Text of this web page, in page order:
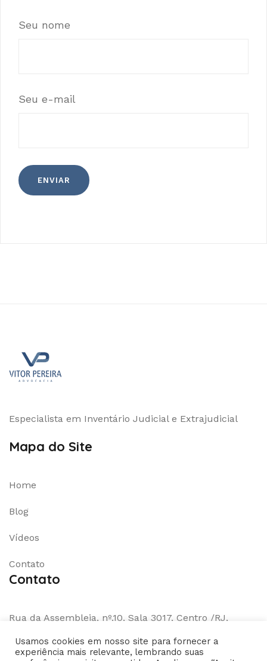
Seu nome
Seu e-mail
Especialista em Inventário Judicial e Extrajudicial
Mapa do Site
Home
Blog
Vídeos
Contato
Contato
Rua da Assembleia, nº.10, Sala 3017, Centro /RJ,
WhatsApp: (21)971075548
Usamos cookies em nosso site para fornecer a
experiência mais relevante, lembrando suas